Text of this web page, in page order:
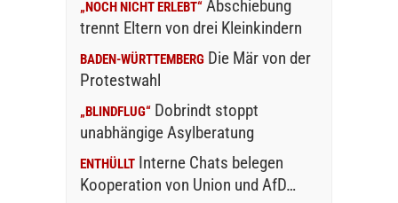
„NOCH NICHT ERLEBT“ Abschiebung
trennt Eltern von drei Kleinkindern
BADEN-WÜRTTEMBERG Die Mär von der
Protestwahl
„BLINDFLUG“ Dobrindt stoppt
unabhängige Asylberatung
ENTHÜLLT Interne Chats belegen
Kooperation von Union und AfD…